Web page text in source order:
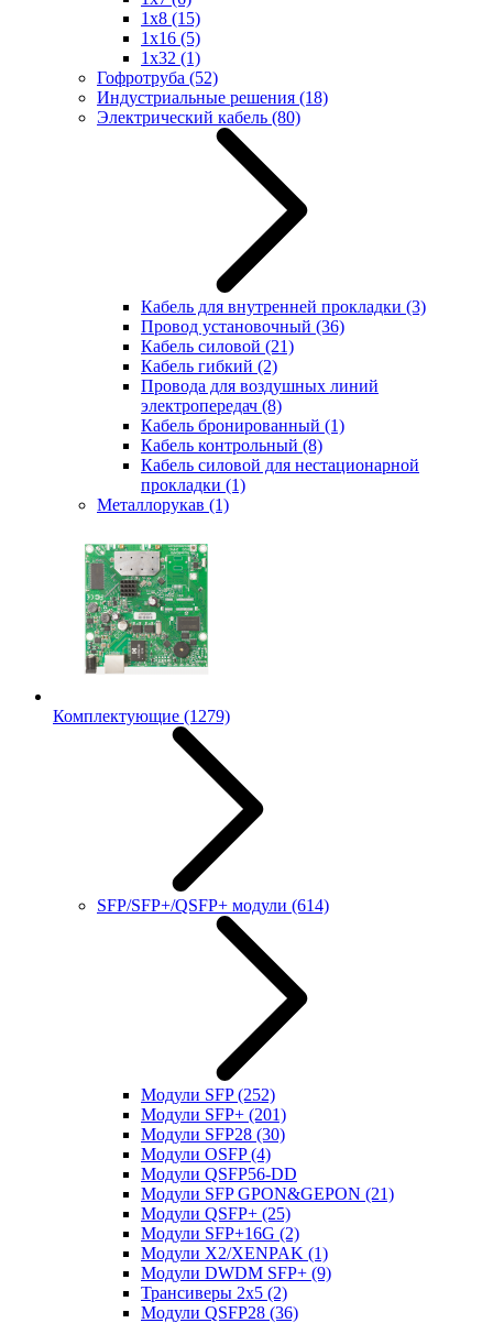
1x8 (15)
1x16 (5)
1x32 (1)
Гофротруба (52)
Индустриальные решения (18)
Электрический кабель (80)
Кабель для внутренней прокладки (3)
Провод установочный (36)
Кабель силовой (21)
Кабель гибкий (2)
Провода для воздушных линий
электропередач (8)
Кабель бронированный (1)
Кабель контрольный (8)
Кабель силовой для нестационарной
прокладки (1)
Металлорукав (1)
Комплектующие (1279)
SFP/SFP+/QSFP+ модули (614)
Модули SFP(252)
Модули SFP+ (201)
Модули SFP28 (30)
Модули OSFP(4)
Модули QSFP56-DD
Модули SFP GPON&GEPON (21)
Модули QSFP+ (25)
Модули SFP+16G (2)
Модули X2/XENPAK (1)
Модули DWDM SFP+ (9)
Трансиверы 2x5 (2)
Модули QSFP28 (36)